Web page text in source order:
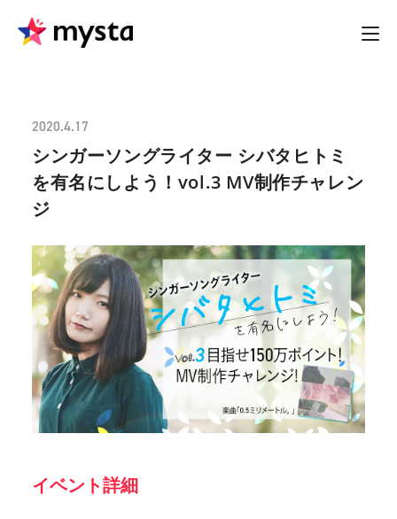
2020.4.17
シンガーソングライター シバタヒトミ
を有名にしよう！vol.3 MV制作チャレン
ジ
イベント詳細